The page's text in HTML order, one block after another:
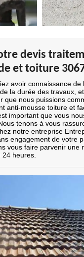
devis
et toiture
avoir connaissance de
la durée des travaux,
que nous puissions
anti-mousse toiture et
important que vous
tenons à vous
notre entreprise
engagement de votre
vous faire parvenir une
24 heures.